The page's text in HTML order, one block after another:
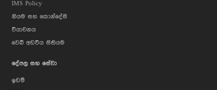
IMS Policy
නියම සහ කොන්දේසි
වියාචනය
වෙබ් අඩවිය සිතියම
දේපල සහ සේවා
ඉඩම්